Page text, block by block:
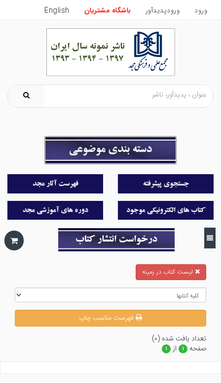
ورود ورودپدیدآور باشگاه مشتریان English
ليست كتاب در زمينه
فهرست مناسب چاپ
تعداد يافت شده (۰)
صفحه
۱ از ۱